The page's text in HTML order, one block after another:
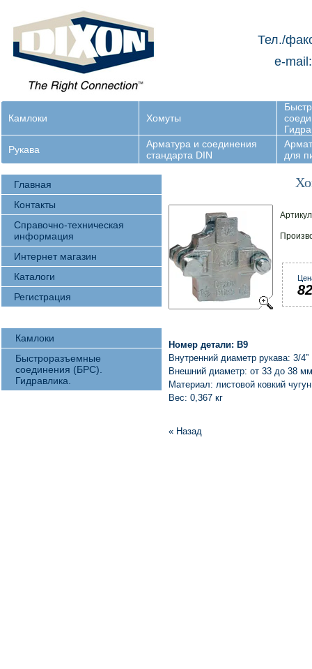
Камлоки Хомуты
Рукава
Арматура и соединения
стандарта DIN
для
Тел./
e-
Главная
Контакты
Справочно-техническая
информация
Интернет магазин
Каталоги
Регистрация
Камлоки
Быстроразъемные
соединения (БРС).
Гидравлика.
Номер детали: B9
Внутренний диаметр рукава: 3/4”
Внешний диаметр: от 33 до 38 мм
Материал: листовой ковкий чугун
Вес: 0,367 кг
« Назад